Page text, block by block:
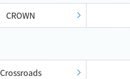
CROWN
Crossroads